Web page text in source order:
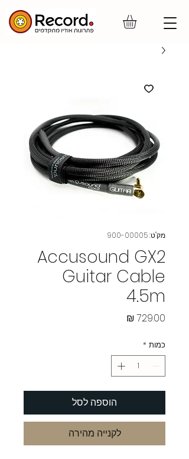
מק"ט: 900-00005
Accusound GX2
Guitar Cable
4.5m
כמות *
הוספה לסל
לקנייה מהירה